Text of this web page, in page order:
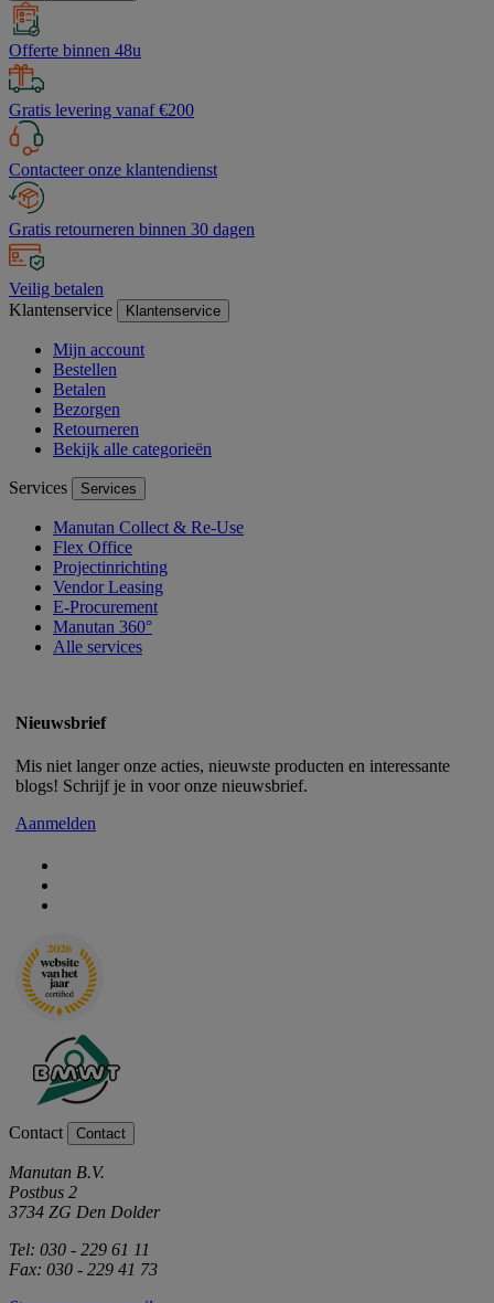
Offerte binnen 48u
Gratis levering vanaf €200
Contacteer onze klantendienst
Gratis retourneren binnen 30 dagen
Veilig betalen
Klantenservice
Klantenservice
Mijn account
Bestellen
Betalen
Bezorgen
Retourneren
Bekijk alle categorieën
Services Services
Manutan Collect & Re-Use
Flex Office
Projectinrichting
Vendor Leasing
E-Procurement
Manutan 360°
Alle services
Nieuwsbrief
Mis niet langer onze acties, nieuwste producten en interessante
blogs! Schrijf je in voor onze nieuwsbrief.
Aanmelden
Contact Contact
Manutan B.V.
Postbus 2
3734 ZG Den Dolder
Tel: 030 - 229 61 11
Fax: 030 - 229 41 73